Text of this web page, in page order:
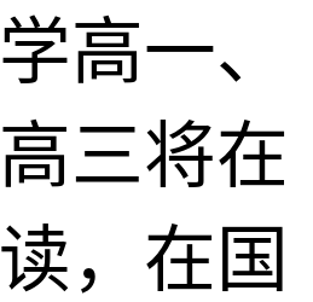
高一、
三将在
，在国